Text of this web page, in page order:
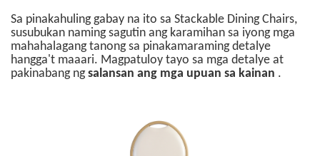
Sa pinakahuling gabay na ito sa Stackable Dining Chairs,
susubukan naming sagutin ang karamihan sa iyong mga
mahahalagang tanong sa pinakamaraming detalye
hangga't maaari. Magpatuloy tayo sa mga detalye at
pakinabang ngsalansan ang mga upuan sa kainan .